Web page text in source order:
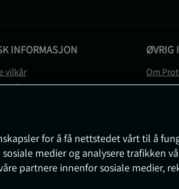
INFORMASJON
vilkår
om angrerett og reklamasjon
ØVRIG
Om
for å få nettstedet vårt til å
medier og analysere trafikken
partnere innenfor sosiale medier,